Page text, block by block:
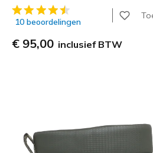
5 van de 5 klantbeoordelingen
10 beoordelingen
€ 95,00 inclusief BTW